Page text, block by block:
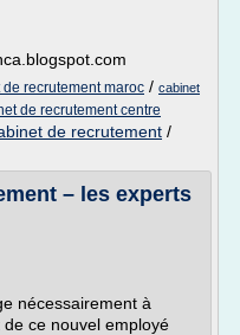
recrutement maroc / cabinet
de recrutement centre
de recrutement /
– les experts
nécessairement à
ce nouvel employé